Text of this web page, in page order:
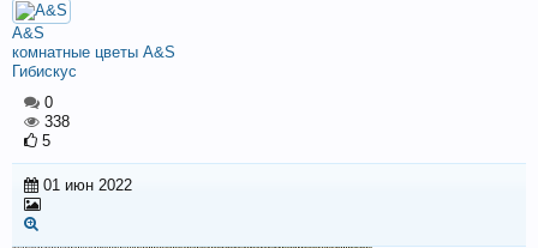
A&S
комнатные цветы A&S
Гибискус
0
338
5
01 июн 2022